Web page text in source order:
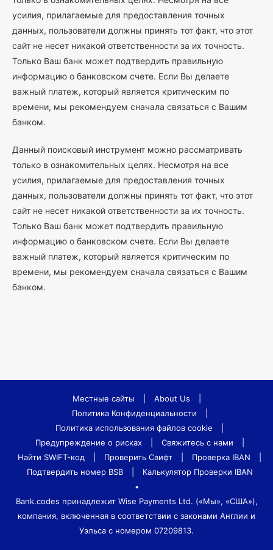
усилия, прилагаемые для предоставления точных
данных, пользователи должны принять тот факт, что этот
сайт не несет никакой ответственности за их точность.
Только Ваш банк может подтвердить правильную
информацию о банковском счете. Если Вы делаете
важный платеж, который является критическим по
времени, мы рекомендуем сначала связаться с Вашим
банком.
Данный поисковый инструмент можно рассматривать
только в ознакомительных целях. Несмотря на все
усилия, прилагаемые для предоставления точных
данных, пользователи должны принять тот факт, что этот
сайт не несет никакой ответственности за их точность.
Только Ваш банк может подтвердить правильную
информацию о банковском счете. Если Вы делаете
важный платеж, который является критическим по
времени, мы рекомендуем сначала связаться с Вашим
банком.
Местные сайты About Us
Политика Конфиденциальности
Политика использования файлов cookie
Предупреждение о рисках
Свяжитесь с нами
Найти SWIFT-код
Проверить Свифт Проверка IBAN
Подтвердить номер BSB
Калькулятор Проверки IBAN
•
Bank.codes принадлежит Wise Payments Ltd. («Мы», «США»),
компания, включенная в соответствии с законами Англии и
Уэльса с номером 07209813.